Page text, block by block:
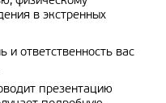
в экстренных
и ответственность вас
презентацию